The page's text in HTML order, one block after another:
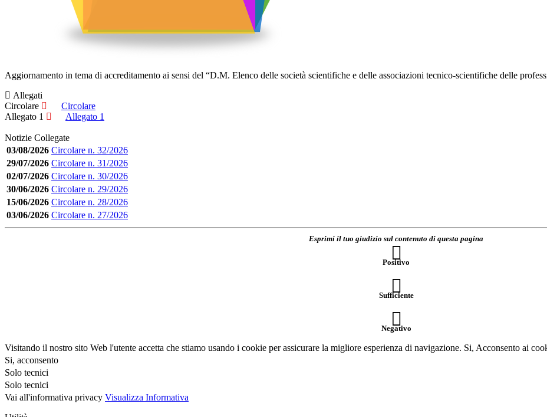
Aggiornamento in tema di accreditamento ai sensi del “D.M. Elenco delle società scientifiche e delle associazioni tecnico-scientifiche delle
Allegati
Circolare
Circolare
Allegato 1
Allegato 1
Notizie Collegate
03/08/2026 Circolare n. 32/2026
29/07/2026 Circolare n. 31/2026
02/07/2026 Circolare n. 30/2026
30/06/2026 Circolare n. 29/2026
15/06/2026 Circolare n. 28/2026
03/06/2026 Circolare n. 27/2026
Esprimi il tuo giudizio sul contenuto di questa pagina
Positivo
Sufficiente
Negativo
Visitando il nostro sito Web l'utente accetta che stiamo usando i cookie per assicurare la migliore esperienza di navigazione. Si, Acconsento ai
Si, acconsento
Solo tecnici
Solo tecnici
Vai all'informativa privacy Visualizza Informativa